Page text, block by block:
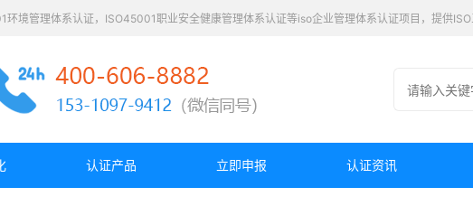
境管理体系认证，ISO45001职业安全健康管理体系认证等iso企业管理体系认证项目，提供ISO
认证产品 立即申报 认证资讯